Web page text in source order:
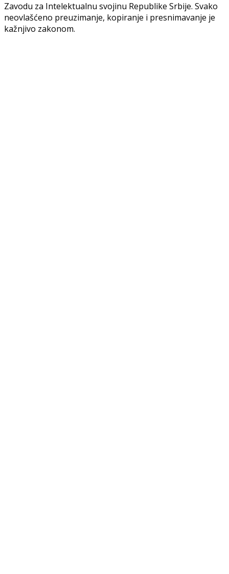
Zavodu za Intelektualnu svojinu Republike Srbije. Svako
neovlašćeno preuzimanje, kopiranje i presnimavanje je
kažnjivo zakonom.